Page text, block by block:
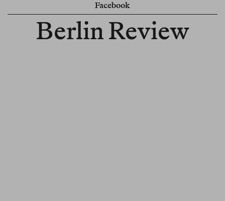
Facebook
Berlin Review